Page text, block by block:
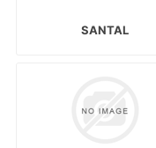
SANTAL